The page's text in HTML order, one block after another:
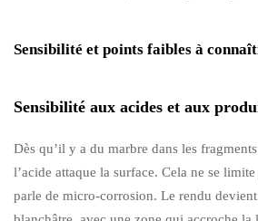
Sensibilité et points faibles à
Sensibilité aux acides et aux
Dès qu’il y a du marbre dans les
l’acide attaque la surface. Cela ne se
parle de micro-corrosion. Le rendu